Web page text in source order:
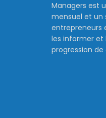
Managers est
mensuel et un
entrepreneurs
les informer et
progression de